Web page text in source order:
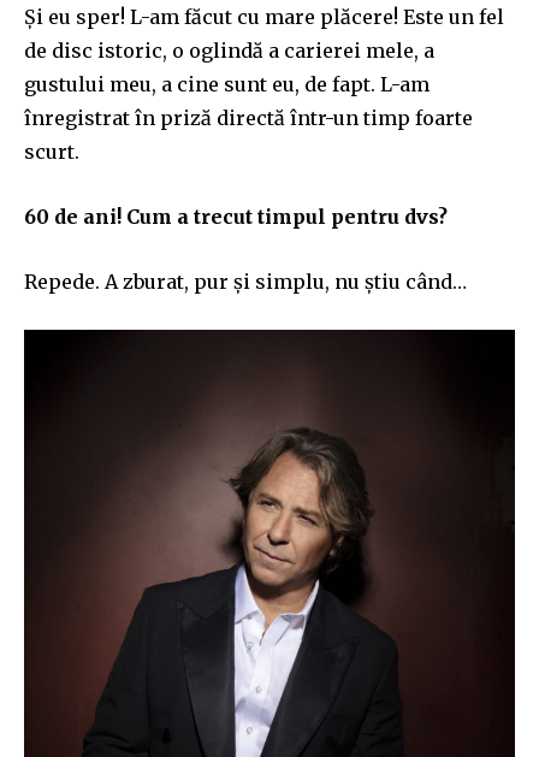
Și eu sper! L-am făcut cu mare plăcere! Este un fel
de disc istoric, o oglindă a carierei mele, a
gustului meu, a cine sunt eu, de fapt. L-am
înregistrat în priză directă într-un timp foarte
scurt.
60 de ani! Cum a trecut timpul pentru dvs?
Repede. A zburat, pur și simplu, nu știu când…